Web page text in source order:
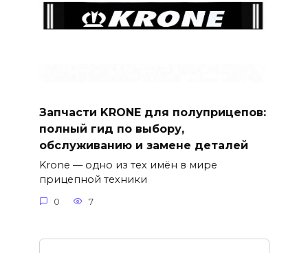
Запчасти KRONE для полуприцепов:
полный гид по выбору,
обслуживанию и замене деталей
Krone — одно из тех имён в мире
прицепной техники
0 7